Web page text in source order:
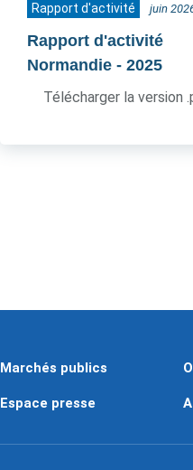
Rapport d'activité juin
Rapport d'activité
Normandie - 2025
Télécharger la version
Marchés publics
Espace presse